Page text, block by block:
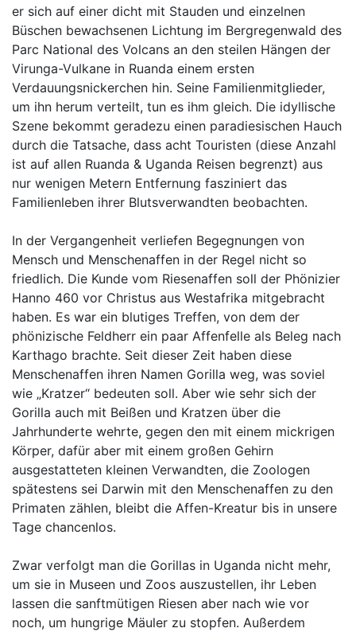
er sich auf einer dicht mit Stauden und einzelnen
Büschen bewachsenen Lichtung im Bergregenwald des
Parc National des Volcans an den steilen Hängen der
Virunga-Vulkane in Ruanda einem ersten
Verdauungsnickerchen hin. Seine Familienmitglieder,
um ihn herum verteilt, tun es ihm gleich. Die idyllische
Szene bekommt geradezu einen paradiesischen Hauch
durch die Tatsache, dass acht Touristen (diese Anzahl
ist auf allen Ruanda & Uganda Reisen begrenzt) aus
nur wenigen Metern Entfernung fasziniert das
Familienleben ihrer Blutsverwandten beobachten.
In der Vergangenheit verliefen Begegnungen von
Mensch und Menschenaffen in der Regel nicht so
friedlich. Die Kunde vom Riesenaffen soll der Phönizier
Hanno 460 vor Christus aus Westafrika mitgebracht
haben. Es war ein blutiges Treffen, von dem der
phönizische Feldherr ein paar Affenfelle als Beleg nach
Karthago brachte. Seit dieser Zeit haben diese
Menschenaffen ihren Namen Gorilla weg, was soviel
wie „Kratzer“ bedeuten soll. Aber wie sehr sich der
Gorilla auch mit Beißen und Kratzen über die
Jahrhunderte wehrte, gegen den mit einem mickrigen
Körper, dafür aber mit einem großen Gehirn
ausgestatteten kleinen Verwandten, die Zoologen
spätestens sei Darwin mit den Menschenaffen zu den
Primaten zählen, bleibt die Affen-Kreatur bis in unsere
Tage chancenlos.
Zwar verfolgt man die Gorillas in Uganda nicht mehr,
um sie in Museen und Zoos auszustellen, ihr Leben
lassen die sanftmütigen Riesen aber nach wie vor
noch, um hungrige Mäuler zu stopfen. Außerdem